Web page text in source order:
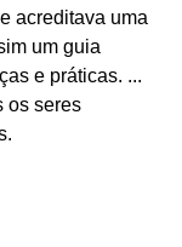
acreditava uma
um guia
e práticas. ...
os seres